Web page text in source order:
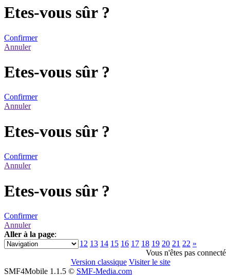
Etes-vous sûr ?
Confirmer
Annuler
Etes-vous sûr ?
Confirmer
Annuler
Etes-vous sûr ?
Confirmer
Annuler
Etes-vous sûr ?
Confirmer
Annuler
Aller à la page:
1 2 3 4 5 6 11 12 13 14 15 16 17 18 19 20 21 22 »
Vous n'êtes pas connecté
Version classique Visiter le site
SMF4Mobile 1.1.5 © SMF-Media.com